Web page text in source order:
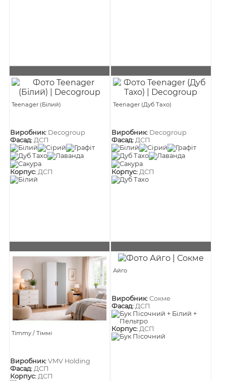
Teenager (Білий)
Виробник: Decogroup
Фасад:ДСП
Корпус:ДСП
Teenager (Дуб Тахо)
Виробник: Decogroup
Фасад: ДСП
Корпус: ДСП
Timmy / Тіммі
Виробник:VMV Holding
Фасад:ДСП
Корпус:ДСП
Айго
Виробник: Сокме
Фасад: ДСП
Корпус: ДСП